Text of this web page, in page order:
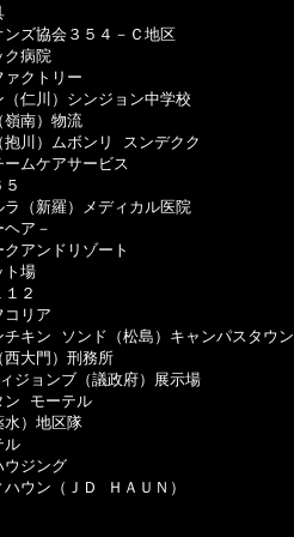
会３５４－Ｃ地区
院
トリー
シンジョン中学校
）物流
ムボンリ スンデクク
アサービス
羅）メディカル医院
－
ドリゾート
場
２
ア
ンド（松島）キャンパスタウン
）刑務所
ブ（議政府）展示場
ーテル
地区隊
ング
（ＪＤ ＨＡＵＮ）